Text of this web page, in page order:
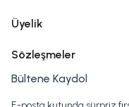
Üyelik
Sözleşmeler
Bültene Kaydol